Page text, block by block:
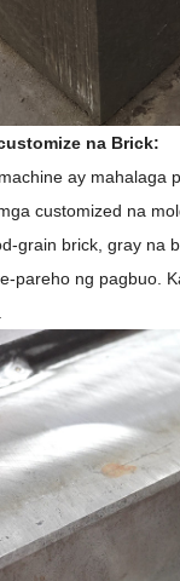
na Brick:
ay
customized na
grain brick, gray
pareho ng pagbuo.